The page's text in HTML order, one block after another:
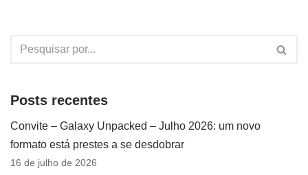
Posts recentes
Convite – Galaxy Unpacked – Julho 2026: um novo
formato está prestes a se desdobrar
16 de julho de 2026